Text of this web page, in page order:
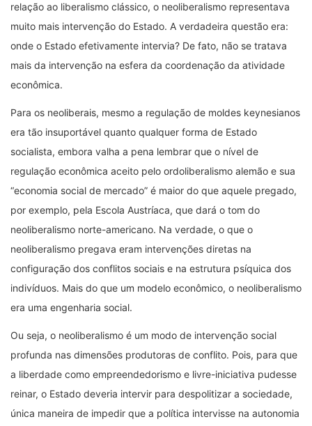
relação ao liberalismo clássico, o neoliberalismo representava
muito mais intervenção do Estado. A verdadeira questão era:
onde o Estado efetivamente intervia? De fato, não se tratava
mais da intervenção na esfera da coordenação da atividade
econômica.
Para os neoliberais, mesmo a regulação de moldes keynesianos
era tão insuportável quanto qualquer forma de Estado
socialista, embora valha a pena lembrar que o nível de
regulação econômica aceito pelo ordoliberalismo alemão e sua
“economia social de mercado” é maior do que aquele pregado,
por exemplo, pela Escola Austríaca, que dará o tom do
neoliberalismo norte-americano. Na verdade, o que o
neoliberalismo pregava eram intervenções diretas na
configuração dos conflitos sociais e na estrutura psíquica dos
indivíduos. Mais do que um modelo econômico, o neoliberalismo
era uma engenharia social.
Ou seja, o neoliberalismo é um modo de intervenção social
profunda nas dimensões produtoras de conflito. Pois, para que
a liberdade como empreendedorismo e livre-iniciativa pudesse
reinar, o Estado deveria intervir para despolitizar a sociedade,
única maneira de impedir que a política intervisse na autonomia